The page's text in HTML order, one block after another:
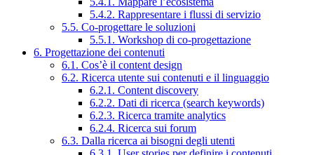
5.4.2. Rappresentare i flussi di servizio
5.5. Co-progettare le soluzioni
5.5.1. Workshop di co-progettazione
6. Progettazione dei contenuti
6.1. Cos’è il content design
6.2. Ricerca utente sui contenuti e il linguaggio
6.2.1. Content discovery
6.2.2. Dati di ricerca (search keywords)
6.2.3. Ricerca tramite analytics
6.2.4. Ricerca sui forum
6.3. Dalla ricerca ai bisogni degli utenti